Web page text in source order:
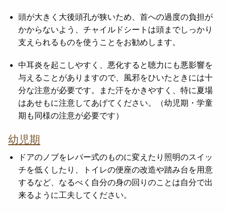
頭が大きく大後頭孔が狭いため、首への過度の負担が
かからないよう、チャイルドシートは頭までしっかり
支えられるものを使うことをお勧めします。
中耳炎を起こしやすく、悪化すると聴力にも悪影響を
与えることがありますので、風邪をひいたときには十
分な注意が必要です。また汗をかきやすく、特に夏場
はあせもに注意してあげてください。（幼児期・学童
期も同様の注意が必要です）
幼児期
ドアのノブをレバー式のものに変えたり照明のスイッ
チを低くしたり、トイレの便座の改造や踏み台を用意
するなど、なるべく自分の身の回りのことは自分で出
来るように工夫してください。